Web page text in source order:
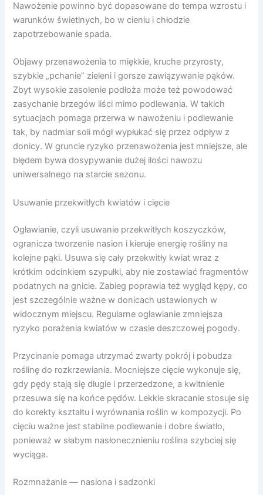
Nawożenie powinno być dopasowane do tempa wzrostu i
warunków świetlnych, bo w cieniu i chłodzie
zapotrzebowanie spada.
Objawy przenawożenia to miękkie, kruche przyrosty,
szybkie „pchanie” zieleni i gorsze zawiązywanie pąków.
Zbyt wysokie zasolenie podłoża może też powodować
zasychanie brzegów liści mimo podlewania. W takich
sytuacjach pomaga przerwa w nawożeniu i podlewanie
tak, by nadmiar soli mógł wypłukać się przez odpływ z
donicy. W gruncie ryzyko przenawożenia jest mniejsze, ale
błędem bywa dosypywanie dużej ilości nawozu
uniwersalnego na starcie sezonu.
Usuwanie przekwitłych kwiatów i cięcie
Ogławianie, czyli usuwanie przekwitłych koszyczków,
ogranicza tworzenie nasion i kieruje energię rośliny na
kolejne pąki. Usuwa się cały przekwitły kwiat wraz z
krótkim odcinkiem szypułki, aby nie zostawiać fragmentów
podatnych na gnicie. Zabieg poprawia też wygląd kępy, co
jest szczególnie ważne w donicach ustawionych w
widocznym miejscu. Regularne ogławianie zmniejsza
ryzyko porażenia kwiatów w czasie deszczowej pogody.
Przycinanie pomaga utrzymać zwarty pokrój i pobudza
roślinę do rozkrzewiania. Mocniejsze cięcie wykonuje się,
gdy pędy stają się długie i przerzedzone, a kwitnienie
przesuwa się na końce pędów. Lekkie skracanie stosuje się
do korekty kształtu i wyrównania roślin w kompozycji. Po
cięciu ważne jest stabilne podlewanie i dobre światło,
ponieważ w słabym nasłonecznieniu roślina szybciej się
wyciąga.
Rozmnażanie — nasiona i sadzonki